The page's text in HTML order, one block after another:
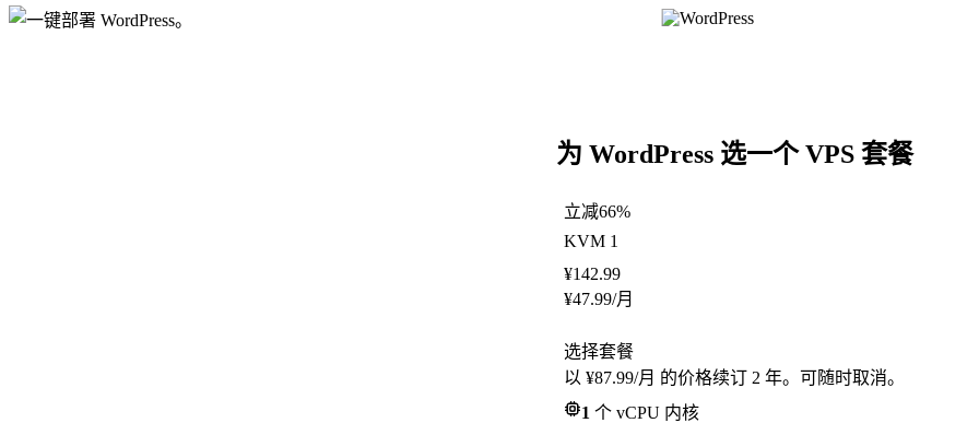
为 WordPress 选一个 VPS 套餐
立减66%
KVM 1
¥142.99
¥47.99/月
选择套餐
以 ¥87.99/月 的价格续订 2 年。可随时取消。
1 个 vCPU 内核